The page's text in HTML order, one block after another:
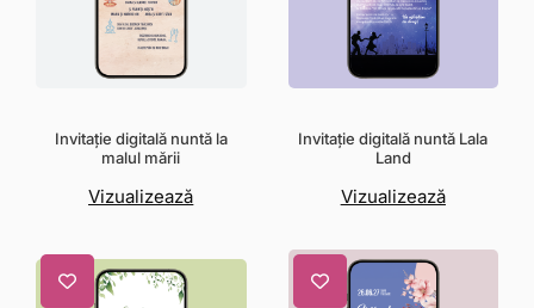
Invitație digitală nuntă la
malul mării
Vizualizează
Invitație digitală nuntă Lala
Land
Vizualizează